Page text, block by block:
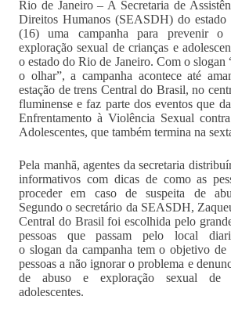
Rio de Janeiro – A Secretaria de
Direitos Humanos (SEASDH) do estado
(16) uma campanha para prevenir
exploração sexual de crianças e
o estado do Rio de Janeiro. Com o slogan
o olhar”, a campanha acontece até
estação de trens Central do Brasil, no
fluminense e faz parte dos eventos que
Enfrentamento à Violência Sexual
Adolescentes, que também termina na
Pela manhã, agentes da secretaria
informativos com dicas de como as
proceder em caso de suspeita de
Segundo o secretário da SEASDH,
Central do Brasil foi escolhida pelo
pessoas que passam pelo local
o slogan da campanha tem o objetivo de
pessoas a não ignorar o problema e
de abuso e exploração sexual de
adolescentes.